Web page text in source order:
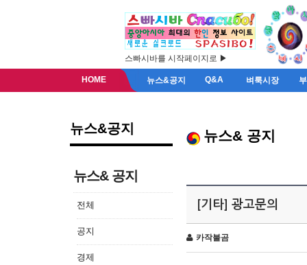
스빠시바를 시작페이지로 ▶
HOME 뉴스&공지 Q&A 벼룩시장
뉴스&공지
뉴스& 공지
전체
공지
경제
뉴스& 공지
[기타] 광고문의
카작불곰